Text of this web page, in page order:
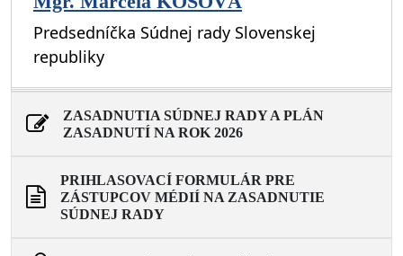
Predsedníčka Súdnej rady Slovenskej
republiky
ZASADNUTIA SÚDNEJ RADY A PLÁN
ZASADNUTÍ NA ROK 2026
PRIHLASOVACÍ FORMULÁR PRE
ZÁSTUPCOV MÉDIÍ NA ZASADNUTIE
SÚDNEJ RADY